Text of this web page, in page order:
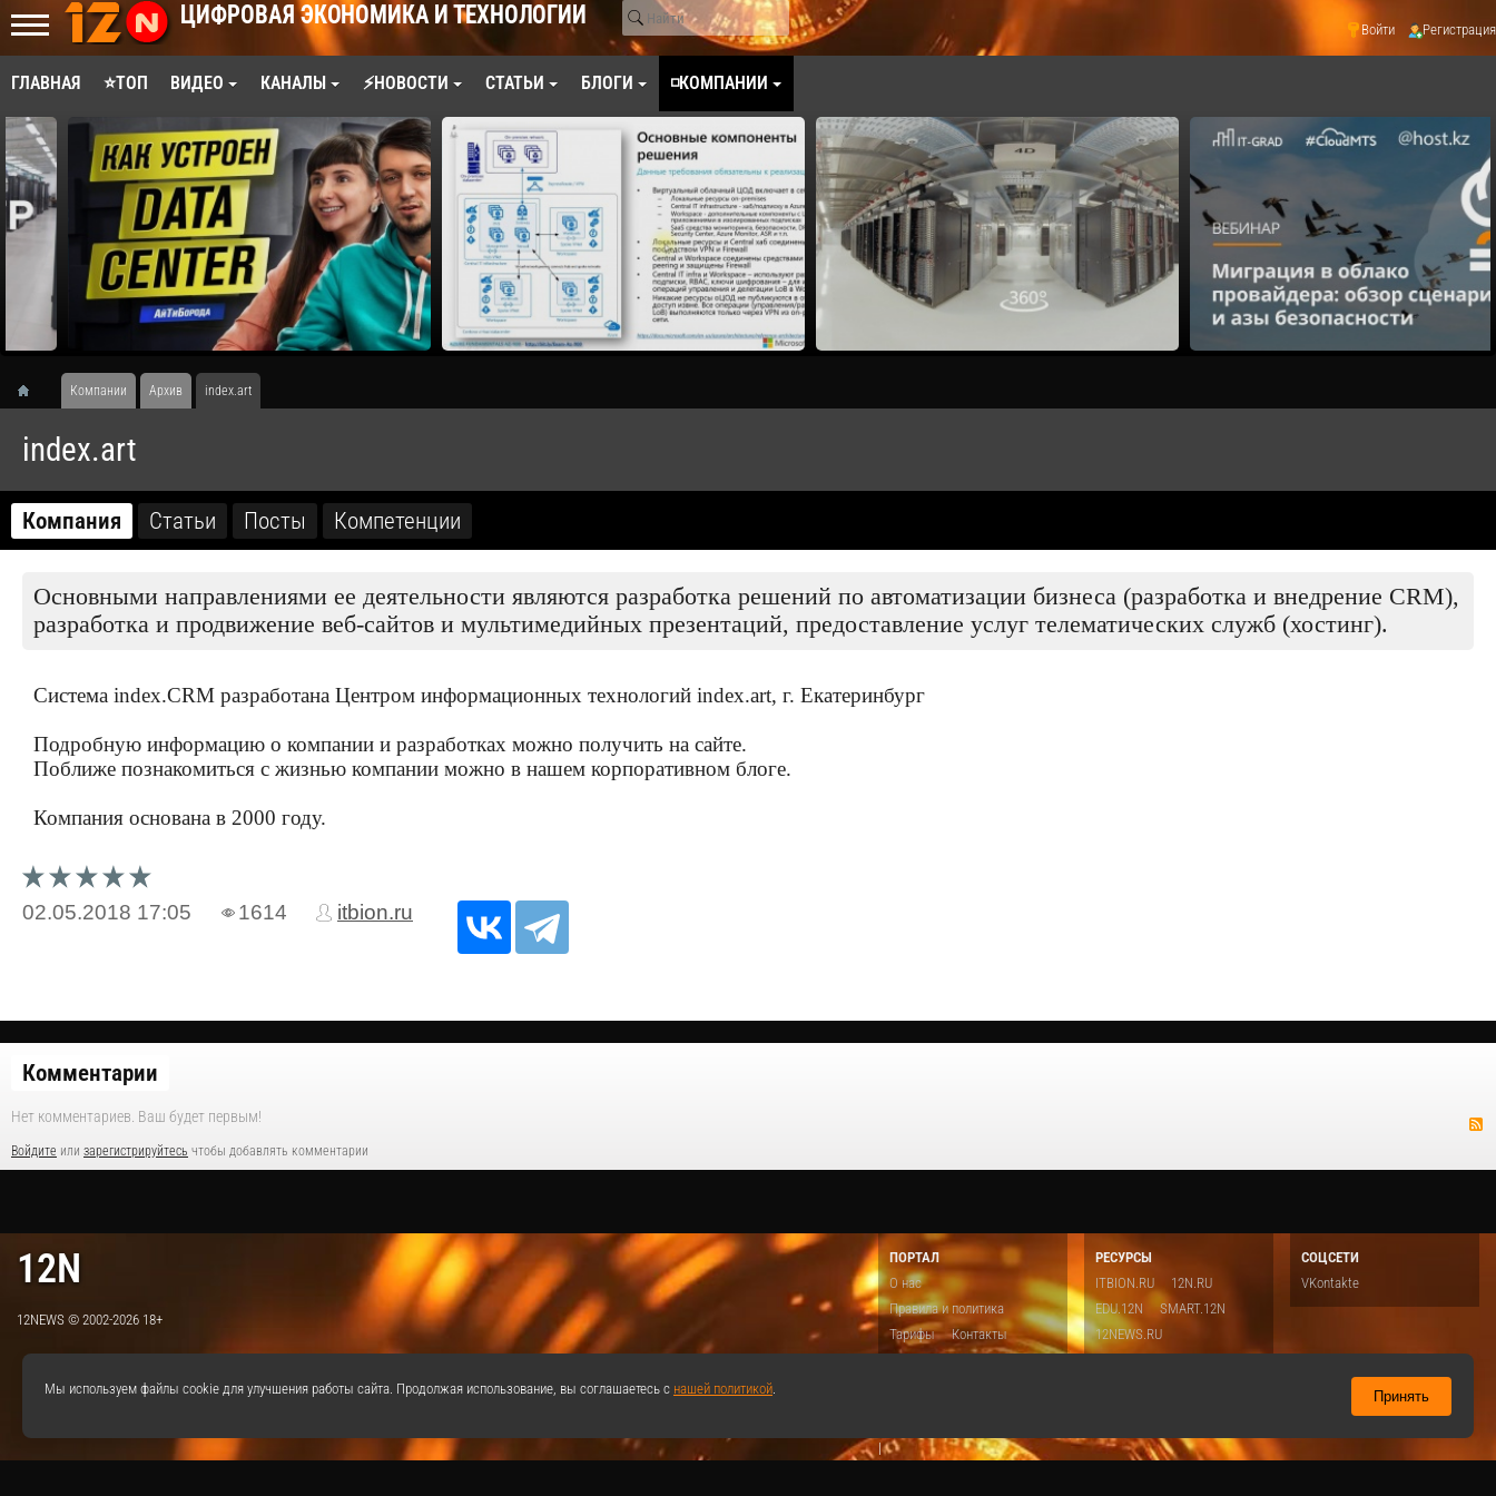
ЦИФРОВАЯ ЭКОНОМИКА И ТЕХНОЛОГИИ Войти Регистрация
ГЛАВНАЯ ⭐ТОП ВИДЕО КАНАЛЫ ⚡НОВОСТИ СТАТЬИ БЛОГИ ◽КОМПАНИИ
Компании Архив index.art
index.art
Компания Статьи Посты Компетенции
Основными направлениями ее деятельности являются разработка решений по автоматизации бизнеса (разработка и внедрение CRM),
разработка и продвижение веб-сайтов и мультимедийных презентаций, предоставление услуг телематических служб (хостинг).
Система index.CRM разработана Центром информационных технологий index.art, г. Екатеринбург
Подробную информацию о компании и разработках можно получить на сайте.
Поближе познакомиться с жизнью компании можно в нашем корпоративном блоге.
Компания основана в 2000 году.
02.05.2018 17:05 1614 itbion.ru
Комментарии
Нет комментариев. Ваш будет первым!
Войдите или зарегистрируйтесь чтобы добавлять комментарии
12N
12NEWS © 2002-2026 18+
ПОРТАЛ
О нас
Правила и политика
Тарифы
Контакты
РЕСУРСЫ
ITBION.RU
12N.RU
EDU.12N
SMART.12N
12NEWS.RU
СОЦСЕТИ
VKontakte
|
Мы используем файлы cookie для улучшения работы сайта. Продолжая использование, вы соглашаетесь с нашей политикой. Принять